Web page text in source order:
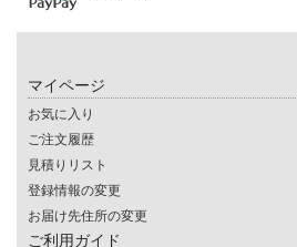
マイページ
お気に入り
ご注文履歴
見積りリスト
登録情報の変更
お届け先住所の変更
ご利用ガイド